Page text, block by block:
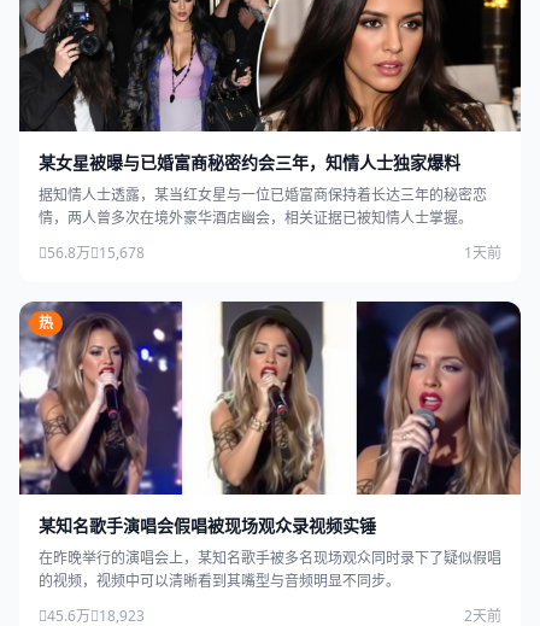
某女星被曝与已婚富商秘密约会三年，知情人士独家爆料
据知情人士透露，某当红女星与一位已婚富商保持着长达三年的秘密恋
情，两人曾多次在境外豪华酒店幽会，相关证据已被知情人士掌握。
56.8万 15,678 1天前
热
某知名歌手演唱会假唱被现场观众录视频实锤
在昨晚举行的演唱会上，某知名歌手被多名现场观众同时录下了疑似假唱
的视频，视频中可以清晰看到其嘴型与音频明显不同步。
45.6万 18,923 2天前